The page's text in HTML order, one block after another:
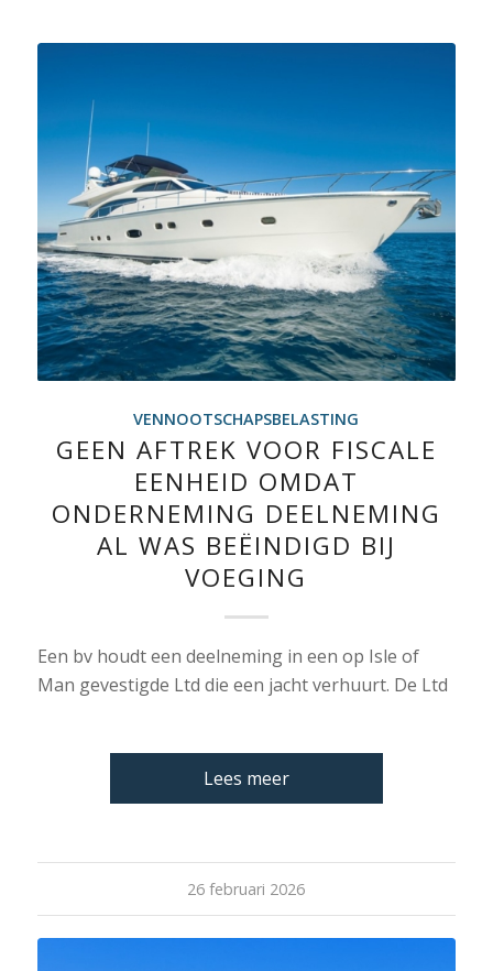
VENNOOTSCHAPSBELASTING
GEEN AFTREK VOOR FISCALE
EENHEID OMDAT
ONDERNEMING DEELNEMING
AL WAS BEËINDIGD BIJ
VOEGING
Een bv houdt een deelneming in een op Isle of
Man gevestigde Ltd die een jacht verhuurt. De Ltd
Lees meer
26 februari 2026